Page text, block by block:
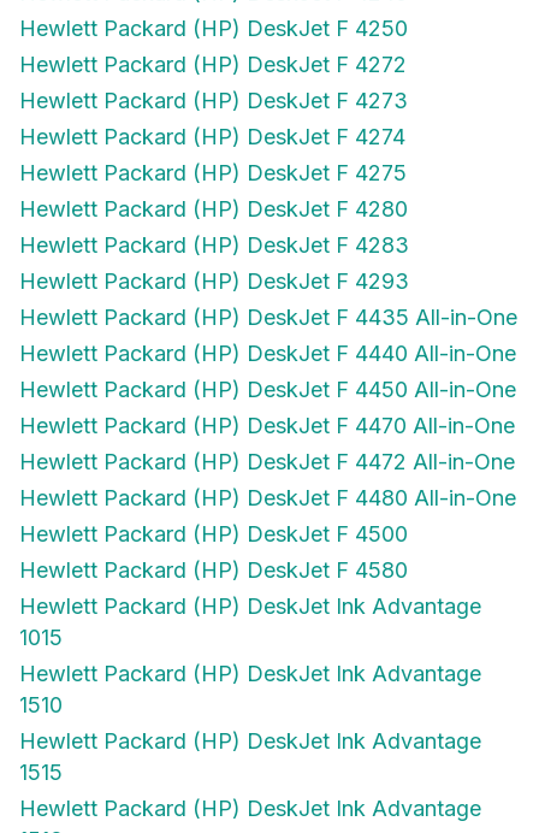
Hewlett Packard (HP) DeskJet F 4250
Hewlett Packard (HP) DeskJet F 4272
Hewlett Packard (HP) DeskJet F 4273
Hewlett Packard (HP) DeskJet F 4274
Hewlett Packard (HP) DeskJet F 4275
Hewlett Packard (HP) DeskJet F 4280
Hewlett Packard (HP) DeskJet F 4283
Hewlett Packard (HP) DeskJet F 4293
Hewlett Packard (HP) DeskJet F 4435 All-in-One
Hewlett Packard (HP) DeskJet F 4440 All-in-One
Hewlett Packard (HP) DeskJet F 4450 All-in-One
Hewlett Packard (HP) DeskJet F 4470 All-in-One
Hewlett Packard (HP) DeskJet F 4472 All-in-One
Hewlett Packard (HP) DeskJet F 4480 All-in-One
Hewlett Packard (HP) DeskJet F 4500
Hewlett Packard (HP) DeskJet F 4580
Hewlett Packard (HP) DeskJet Ink Advantage
Hewlett Packard (HP) DeskJet Ink Advantage
Hewlett Packard (HP) DeskJet Ink Advantage
Hewlett Packard (HP) DeskJet Ink Advantage